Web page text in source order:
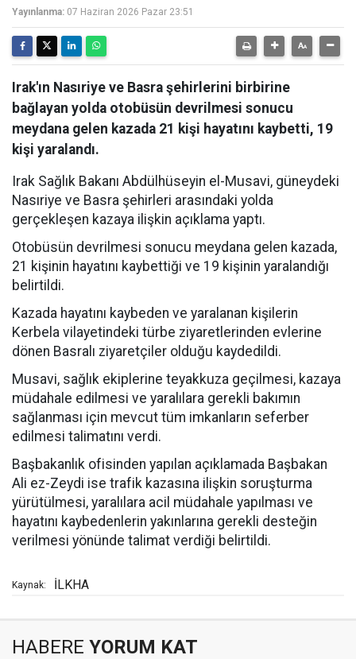
Yayınlanma: 07 Haziran 2026 Pazar 23:51
Irak'ın Nasıriye ve Basra şehirlerini birbirine
bağlayan yolda otobüsün devrilmesi sonucu
meydana gelen kazada 21 kişi hayatını kaybetti, 19
kişi yaralandı.
Irak Sağlık Bakanı Abdülhüseyin el-Musavi, güneydeki
Nasıriye ve Basra şehirleri arasındaki yolda
gerçekleşen kazaya ilişkin açıklama yaptı.
Otobüsün devrilmesi sonucu meydana gelen kazada,
21 kişinin hayatını kaybettiği ve 19 kişinin yaralandığı
belirtildi.
Kazada hayatını kaybeden ve yaralanan kişilerin
Kerbela vilayetindeki türbe ziyaretlerinden evlerine
dönen Basralı ziyaretçiler olduğu kaydedildi.
Musavi, sağlık ekiplerine teyakkuza geçilmesi, kazaya
müdahale edilmesi ve yaralılara gerekli bakımın
sağlanması için mevcut tüm imkanların seferber
edilmesi talimatını verdi.
Başbakanlık ofisinden yapılan açıklamada Başbakan
Ali ez-Zeydi ise trafik kazasına ilişkin soruşturma
yürütülmesi, yaralılara acil müdahale yapılması ve
hayatını kaybedenlerin yakınlarına gerekli desteğin
verilmesi yönünde talimat verdiği belirtildi.
Kaynak: İLKHA
HABERE YORUM KAT